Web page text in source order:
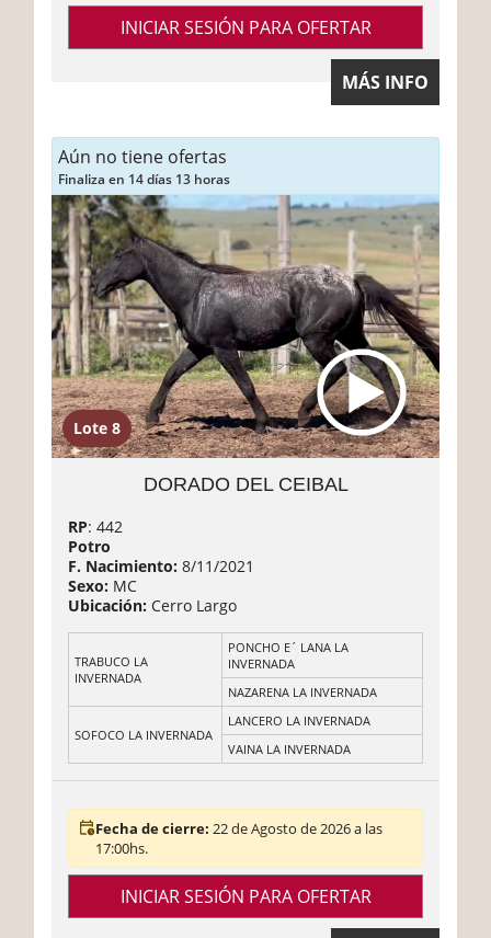
INICIAR SESIÓN PARA OFERTAR
MÁS INFO
Aún no tiene ofertas
Finaliza en 14 días 13 horas
Lote 8
DORADO DEL CEIBAL
RP: 442
Potro
F. Nacimiento: 8/11/2021
Sexo: MC
Ubicación: Cerro Largo
TRABUCO LA
INVERNADA
PONCHO E´ LANA LA
INVERNADA
NAZARENA LA INVERNADA
SOFOCO LA INVERNADA
LANCERO LA INVERNADA
VAINA LA INVERNADA
Fecha de cierre: 22 de Agosto de 2026 a las
17:00hs.
INICIAR SESIÓN PARA OFERTAR